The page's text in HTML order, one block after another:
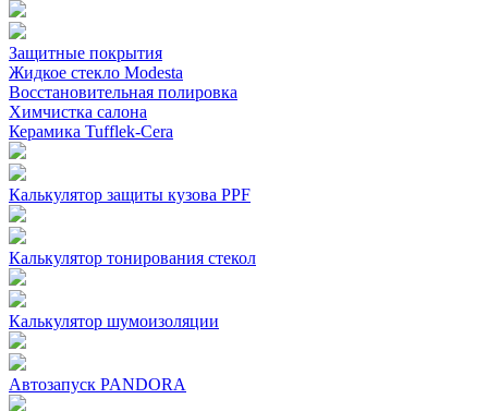
Защитные покрытия
Жидкое стекло Modesta
Восстановительная полировка
Химчистка салона
Керамика Tufflek-Cera
Калькулятор защиты кузова PPF
Калькулятор тонирования стекол
Калькулятор шумоизоляции
Автозапуск PANDORA